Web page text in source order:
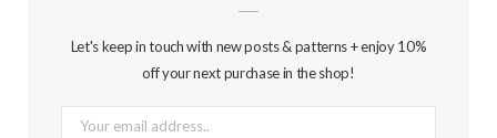
Let's keep in touch with new posts & patterns + enjoy 10%
off your next purchase in the shop!